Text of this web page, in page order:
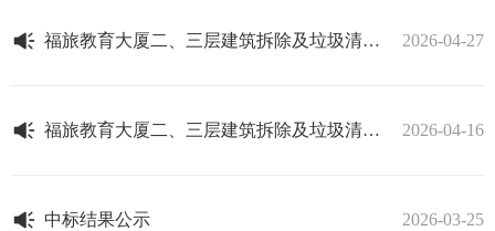
福旅教育大厦二、三层建筑拆除及垃圾清运比选公告 2026-04-27
福旅教育大厦二、三层建筑拆除及垃圾清运比选公告 2026-04-16
中标结果公示 2026-03-25